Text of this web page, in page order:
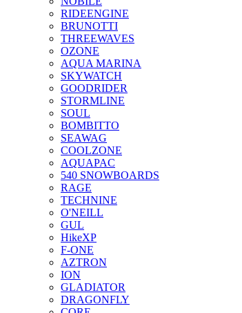
RIDEENGINE
BRUNOTTI
THREEWAVES
OZONE
AQUA MARINA
SKYWATCH
GOODRIDER
STORMLINE
SOUL
BOMBITTO
SEAWAG
COOLZONE
AQUAPAC
540 SNOWBOARDS
RAGE
TECHNINE
O'NEILL
GUL
HikeXP
F-ONE
AZTRON
ION
GLADIATOR
DRAGONFLY